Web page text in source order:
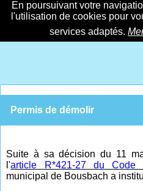
En poursuivant votre
l'utilisation de cookies pour
services adaptés.
Permis de démolir
Suite à sa décision du 11
l'article R*421-27 du Code
municipal de Bousbach a